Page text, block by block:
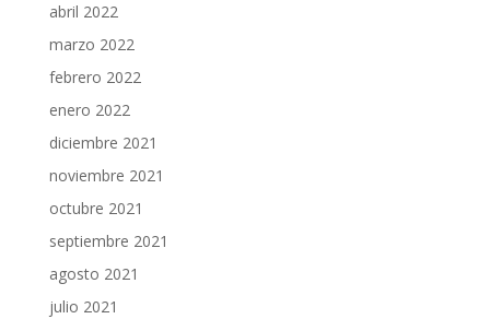
abril 2022
marzo 2022
febrero 2022
enero 2022
diciembre 2021
noviembre 2021
octubre 2021
septiembre 2021
agosto 2021
julio 2021